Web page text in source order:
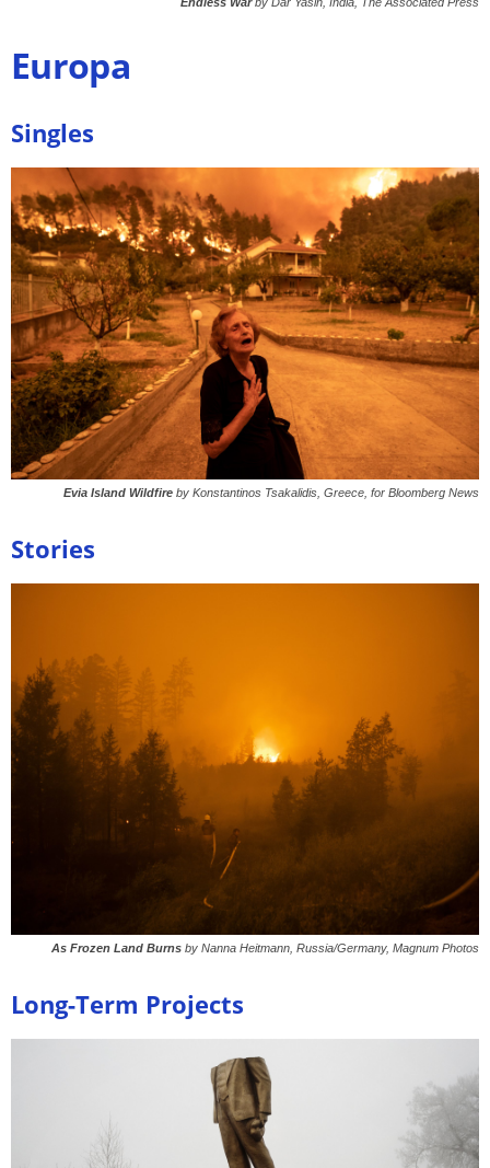
Europa
Singles
Evia Island Wildfire by Konstantinos Tsakalidis, Greece, for Bloomberg News
Stories
As Frozen Land Burns by Nanna Heitmann, Russia/Germany, Magnum Photos
Long-Term Projects